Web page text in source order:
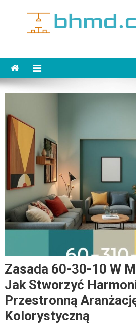
Zasada 60-30-10 W
Jak Stworzyć
Przestronną
Kolorystyczną